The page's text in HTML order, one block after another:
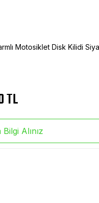
Motosiklet Disk Kilidi
TL
Alınız